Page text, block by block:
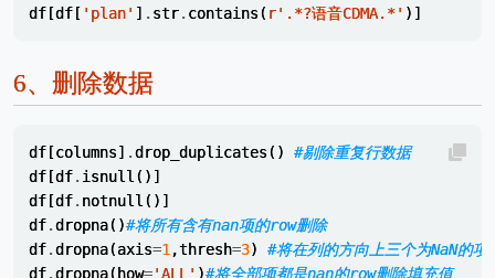
df [df [ 'plan' ] . str. contains( r'.*?语音CDMA.*' )]
6、 删除数据
df [columns] .drop_duplicates()
#剔除重复行数据
df [df. isnull ()]
df [df. notnull ()]
df.dropna()#将所有含有nan项的row删除
df.dropna(axis=1 ,thresh=3)
#将在列的方向上三个为NaN的项
df.dropna( how='ALL' )#将全部项都是nan的row删除填充值